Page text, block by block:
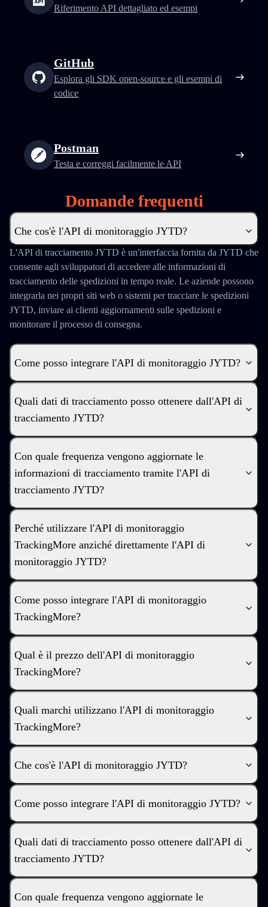
Riferimento API dettagliato ed esempi
GitHub
Esplora gli SDK open-source e gli esempi di
codice
Postman
Testa e correggi facilmente le API
Domande frequenti
Che cos'è l'API di monitoraggio JYTD?
L'API di tracciamento JYTD è un'interfaccia fornita da JYTD che
consente agli sviluppatori di accedere alle informazioni di
tracciamento delle spedizioni in tempo reale. Le aziende possono
integrarla nei propri siti web o sistemi per tracciare le spedizioni
JYTD, inviare ai clienti aggiornamenti sulle spedizioni e
monitorare il processo di consegna.
Come posso integrare l'API di monitoraggio JYTD?
Quali dati di tracciamento posso ottenere dall'API di
tracciamento JYTD?
Con quale frequenza vengono aggiornate le
informazioni di tracciamento tramite l'API di
tracciamento JYTD?
Perché utilizzare l'API di monitoraggio
TrackingMore anziché direttamente l'API di
monitoraggio JYTD?
Come posso integrare l'API di monitoraggio
TrackingMore?
Qual è il prezzo dell'API di monitoraggio
TrackingMore?
Quali marchi utilizzano l'API di monitoraggio
TrackingMore?
Che cos'è l'API di monitoraggio JYTD?
Come posso integrare l'API di monitoraggio JYTD?
Quali dati di tracciamento posso ottenere dall'API di
tracciamento JYTD?
Con quale frequenza vengono aggiornate le